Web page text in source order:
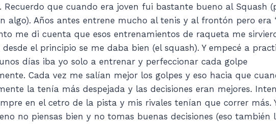
Recuerdo que cuando era joven fui bastante bueno al Squash
algo). Años antes entrene mucho al tenis y al frontón pero era
me di cuenta que esos entrenamientos de raqueta me
el principio se me daba bien (el squash). Y empecé a
días iba yo solo a entrenar y perfeccionar cada golpe
Cada vez me salían mejor los golpes y eso hacia que
la tenía más despejada y las decisiones eran mejores.
en el cetro de la pista y mis rivales tenían que correr más.
no piensas bien y no tomas buenas decisiones (eso también